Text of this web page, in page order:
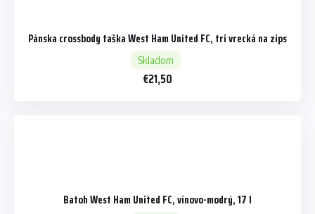
Pánska crossbody taška West Ham United FC, tri vrecká na zips
Skladom
€21,50
Batoh West Ham United FC, vínovo-modrý, 17 l